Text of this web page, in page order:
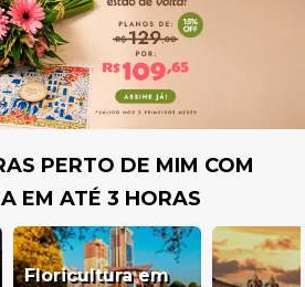
PERTO DE MIM COM
EM ATÉ 3 HORAS
Floricultura em